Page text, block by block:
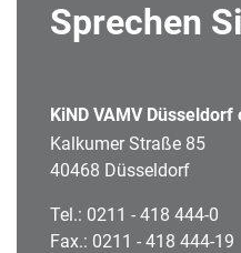
Sprechen
KiND VAMV Düsseldorf
Kalkumer Straße 85
40468 Düsseldorf
Tel.: 0211 - 418 444-0
Fax.: 0211 - 418 444-19